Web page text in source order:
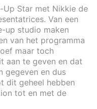
Up Star met Nikkie de
Van een
up studio maken
van het programma
maar toch
aan te geven en dat
gegeven en dus
dit geheel hebben
tot en met de